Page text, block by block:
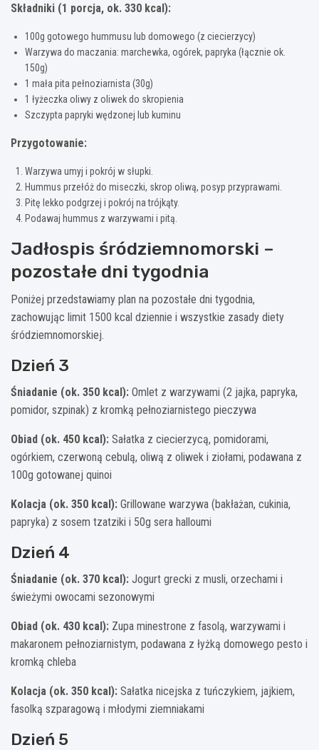
Składniki (1 porcja, ok. 330 kcal):
100g gotowego hummusu lub domowego (z ciecierzycy)
Warzywa do maczania: marchewka, ogórek, papryka (łącznie ok.
150g)
1 mała pita pełnoziarnista (30g)
1 łyżeczka oliwy z oliwek do skropienia
Szczypta papryki wędzonej lub kuminu
Przygotowanie:
Warzywa umyj i pokrój w słupki.
Hummus przełóż do miseczki, skrop oliwą, posyp przyprawami.
Pitę lekko podgrzej i pokrój na trójkąty.
Podawaj hummus z warzywami i pitą.
Jadłospis śródziemnomorski –
pozostałe dni tygodnia
Poniżej przedstawiamy plan na pozostałe dni tygodnia,
zachowując limit 1500 kcal dziennie i wszystkie zasady diety
śródziemnomorskiej.
Dzień 3
Śniadanie (ok. 350 kcal): Omlet z warzywami (2 jajka, papryka,
pomidor, szpinak) z kromką pełnoziarnistego pieczywa
Obiad (ok. 450 kcal): Sałatka z ciecierzycą, pomidorami,
ogórkiem, czerwoną cebulą, oliwą z oliwek i ziołami, podawana z
100g gotowanej quinoi
Kolacja (ok. 350 kcal): Grillowane warzywa (bakłażan, cukinia,
papryka) z sosem tzatziki i 50g sera halloumi
Dzień 4
Śniadanie (ok. 370 kcal): Jogurt grecki z musli, orzechami i
świeżymi owocami sezonowymi
Obiad (ok. 430 kcal): Zupa minestrone z fasolą, warzywami i
makaronem pełnoziarnistym, podawana z łyżką domowego pesto i
kromką chleba
Kolacja (ok. 350 kcal): Sałatka nicejska z tuńczykiem, jajkiem,
fasolką szparagową i młodymi ziemniakami
Dzień 5